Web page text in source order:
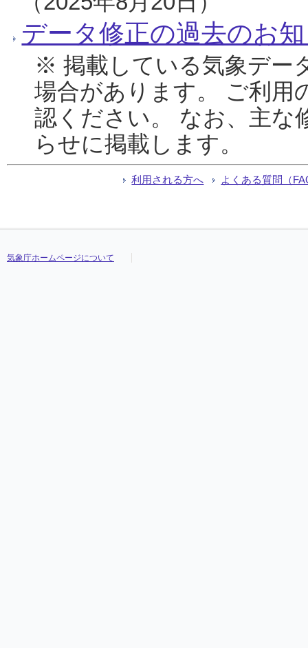
データ修正の過去のお
※ 掲載している気象デー
場合があります。 ご利用
認ください。 なお、主な
らせに掲載します。
利用される方へ よくある質問（
気象庁ホームページについて